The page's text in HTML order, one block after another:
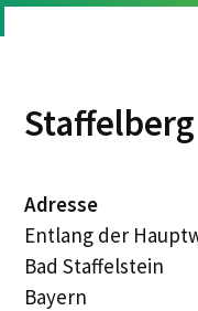
Staffelberg
Adresse
Entlang der
Bad Staffelstein
Bayern